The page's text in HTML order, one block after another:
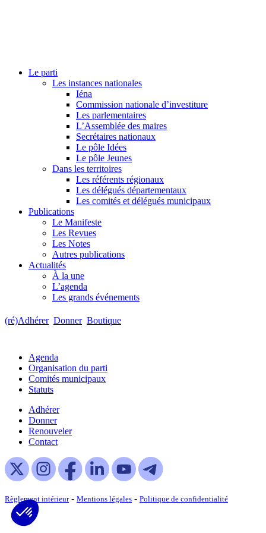
Le parti
Les instances nationales
Iéna
Commission nationale d’investiture
Les parlementaires
L’Assemblée des maires
Secrétaires nationaux
Le pôle Idées
Le pôle Jeunes
Dans les territoires
Les référents régionaux
Les délégués départementaux
Les comités et délégués municipaux
Publications
Le Manifeste
Les Revues
Les Notes
Autres publications
Actualités
À la une
L’agenda
Les grands événements
(ré)Adhérer Donner Boutique
Agenda
Organisation du parti
Comités municipaux
Statuts
Adhérer
Donner
Renouveler
Contact
Règlement intérieur - Mentions légales - Politique de confidentialité